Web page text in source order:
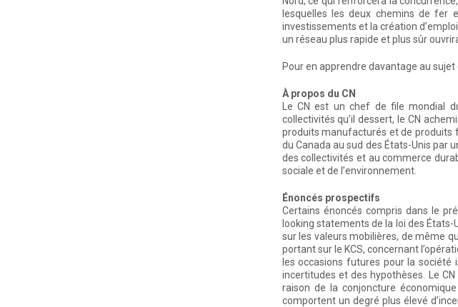
lesquelles les deux chemins de fer
investissements et la création
un réseau plus rapide et plus sûr
Pour en apprendre davantage au
À propos du CN
Le CN est un chef de file mondial
collectivités qu’il dessert, le CN
produits manufacturés et de produits
du Canada au sud des États-Unis par
des collectivités et au commerce
sociale et de l’environnement.
Énoncés prospectifs
Certains énoncés compris dans le
looking statements de la loi des
sur les valeurs mobilières, de même
portant sur le KCS, concernant
les occasions futures pour la
incertitudes et des hypothèses. Le
raison de la conjoncture
comportent un degré plus élevé